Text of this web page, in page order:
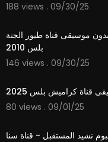
188 views . 09/30/25
موسيقى قناة طيور الجنة
بلس 2010
146 views . 09/30/25
قناة كراميش بلس 2025
80 views . 09/01/25
نشيد المستقبل - قناة سنا